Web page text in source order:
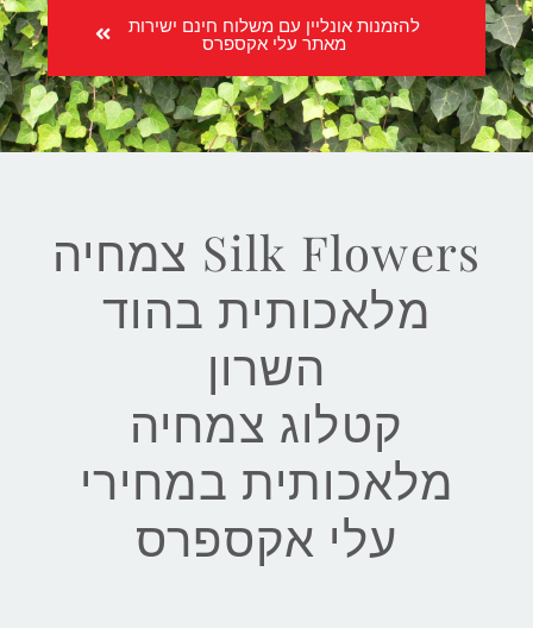
להזמנות אונליין עם משלוח חינם ישירות
מאתר עלי אקספרס
Silk Flowers צמחיה
מלאכותית בהוד
השרון
קטלוג צמחיה
מלאכותית במחירי
עלי אקספרס